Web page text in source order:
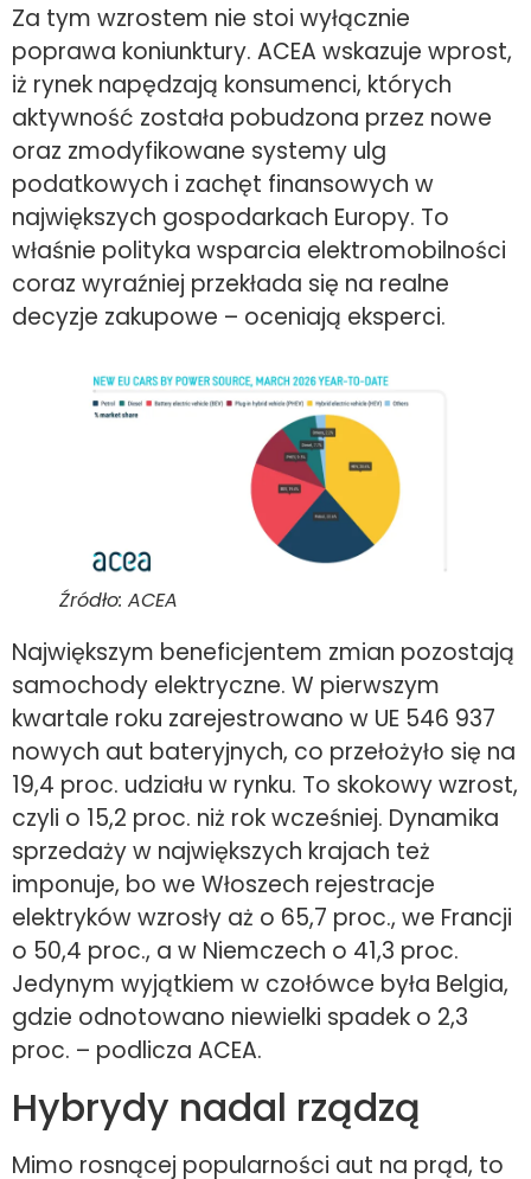
Za tym wzrostem nie stoi wyłącznie
poprawa koniunktury. ACEA wskazuje wprost,
iż rynek napędzają konsumenci, których
aktywność została pobudzona przez nowe
oraz zmodyfikowane systemy ulg
podatkowych i zachęt finansowych w
największych gospodarkach Europy. To
właśnie polityka wsparcia elektromobilności
coraz wyraźniej przekłada się na realne
decyzje zakupowe – oceniają eksperci.
Źródło: ACEA
Największym beneficjentem zmian pozostają
samochody elektryczne. W pierwszym
kwartale roku zarejestrowano w UE 546 937
nowych aut bateryjnych, co przełożyło się na
19,4 proc. udziału w rynku. To skokowy wzrost,
czyli o 15,2 proc. niż rok wcześniej. Dynamika
sprzedaży w największych krajach też
imponuje, bo we Włoszech rejestracje
elektryków wzrosły aż o 65,7 proc., we Francji
o 50,4 proc., a w Niemczech o 41,3 proc.
Jedynym wyjątkiem w czołówce była Belgia,
gdzie odnotowano niewielki spadek o 2,3
proc. – podlicza ACEA.
Hybrydy nadal rządzą
Mimo rosnącej popularności aut na prąd, to